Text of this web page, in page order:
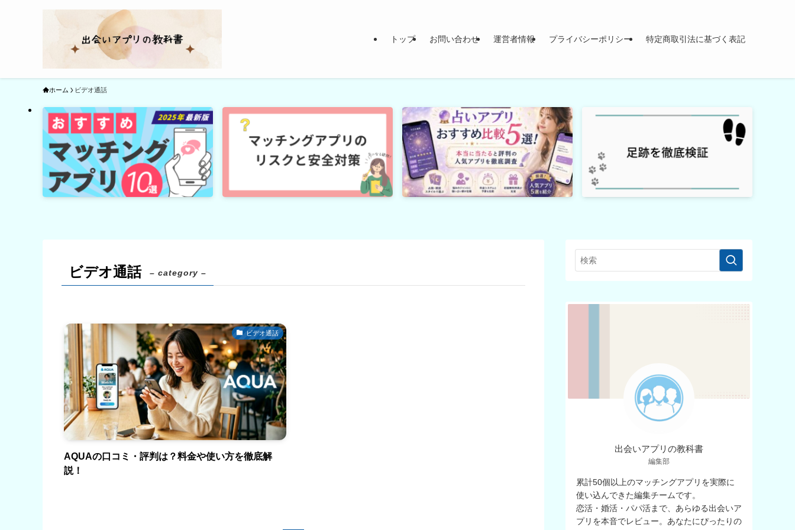
トップ お問い合わせ 運営者情報 プライバシーポリシー 特定商取引法に基づく表記
ホーム ビデオ通話
ビデオ通話 – category –
ビデオ通話
AQUAの口コミ・評判は？料金や使い方を徹底解
説！
出会いアプリの教科書
編集部
累計50個以上のマッチングアプリを実際に
使い込んできた編集チームです。
恋活・婚活・パパ活まで、あらゆる出会いア
プリを本音でレビュー。あなたにぴったりの